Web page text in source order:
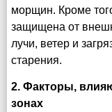
морщин. Кроме
защищена от
лучи, ветер и
старения.
2. Факторы,
зонах